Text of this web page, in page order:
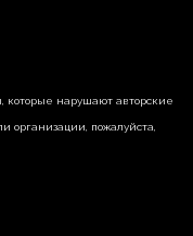
нарушают авторские
пожалуйста,